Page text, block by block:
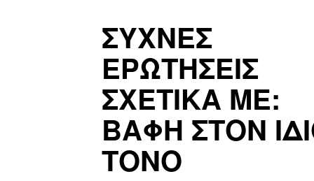
ΣΥΧΝΕΣ
ΕΡΩΤΗΣΕΙΣ
ΣΧΕΤΙΚΑ ΜΕ:
ΒΑΦΗ ΣΤΟΝ
ΤΟΝΟ